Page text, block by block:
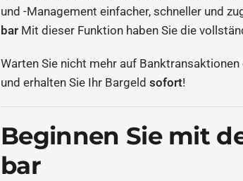
und -Management einfacher, schneller und
bar Mit dieser Funktion haben Sie die
Warten Sie nicht mehr auf
und erhalten Sie Ihr Bargeld sofort!
Beginnen Sie mit
bar